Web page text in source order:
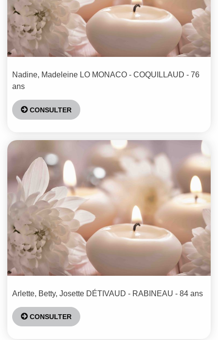
Nadine, Madeleine LO MONACO - COQUILLAUD - 76
ans
CONSULTER
Arlette, Betty, Josette DÉTIVAUD - RABINEAU - 84 ans
CONSULTER